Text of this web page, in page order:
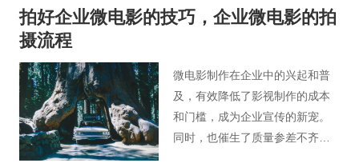
和客户更加直观地了解公司和公
司的产品，宣传片也可以说是目
最好手段之一了。
拍好企业微电影的技巧，企业微电影的拍
摄流程
微电影制作在企业中的兴起和普
及，有效降低了影视制作的成本
和门槛，成为企业宣传的新宠。
同时，也催生了质量参差不齐的